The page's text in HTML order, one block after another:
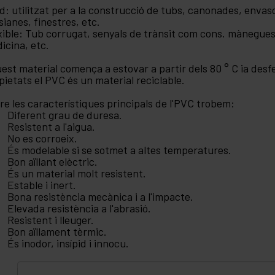
utilitzat per a la construcció de tubs, canonades,
finestres, etc.
Tub corrugat, senyals de trànsit com cons.
etc.
material comença a estovar a partir dels 80 ° C ia
el PVC és un material reciclable.
les característiques principals de l'PVC trobem:
Diferent grau de duresa.
Resistent a l'aigua.
No es corroeix.
És modelable si se sotmet a altes temperatures.
Bon aïllant elèctric.
És un material molt resistent.
Estable i inert.
Bona resistència mecànica i a l'impacte.
Elevada resistència a l'abrasió.
Resistent i lleuger.
Bon aïllament tèrmic.
És inodor, insípid i innocu.